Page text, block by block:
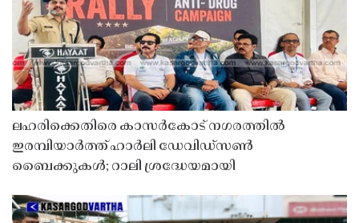
ലഹരിക്കെതിരെ കാസർകോട് നഗരത്തിൽ
ഇരമ്പിയാർത്ത് ഹാർലി ഡേവിഡ്‌സൺ
ബൈക്കുകൾ; റാലി ശ്രദ്ധേയമായി